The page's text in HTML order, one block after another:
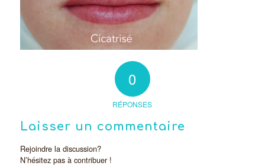
0
RÉPONSES
Laisser un commentaire
Rejoindre la discussion?
N’hésitez pas à contribuer !